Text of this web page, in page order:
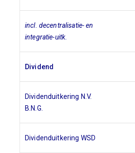
incl. decentralisatie- en
integratie-uitk.
Dividend
Dividenduitkering N.V.
B.N.G.
Dividenduitkering WSD